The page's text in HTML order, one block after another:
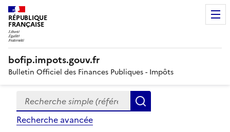
RÉPUBLIQUE
FRANÇAISE
bofip.impots.gouv.fr
Bulletin Officiel des Finances Publiques - Impôts
Formulaire
de
recherche
Recherche simple (références, mots clés, partie du
Recherche avancée